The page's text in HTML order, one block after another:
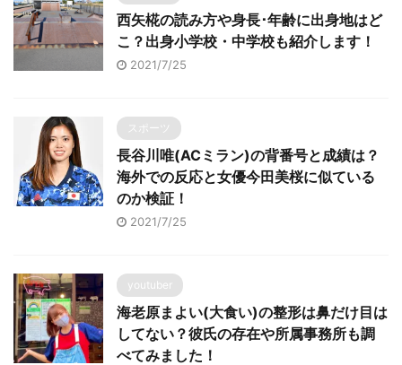
西矢椛の読み方や身長･年齢に出身地はど
こ？出身小学校・中学校も紹介します！
2021/7/25
スポーツ
長谷川唯(ACミラン)の背番号と成績は？
海外での反応と女優今田美桜に似ている
のか検証！
2021/7/25
youtuber
海老原まよい(大食い)の整形は鼻だけ目は
してない？彼氏の存在や所属事務所も調
べてみました！